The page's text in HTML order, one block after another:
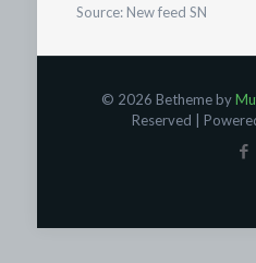
Source: New feed SN
© 2026 Betheme by
Reserved |